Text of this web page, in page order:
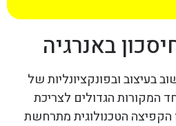
באנרגיה
בעיצוב ובפונקציונליות של
המקורות הגדולים לצריכת
הקפיצה הטכנולוגית מתרחשת